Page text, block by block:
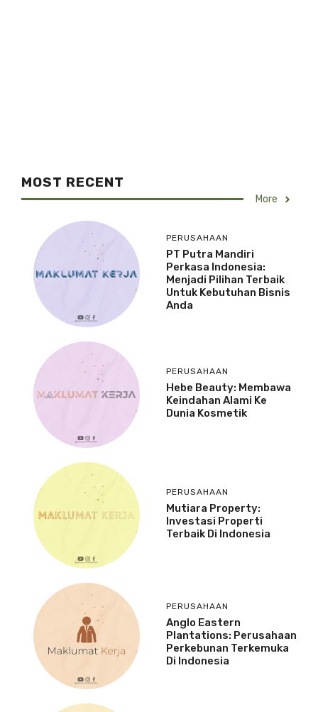
MOST RECENT
More
PERUSAHAAN
PT Putra Mandiri
Perkasa Indonesia:
Menjadi Pilihan Terbaik
Untuk Kebutuhan Bisnis
Anda
PERUSAHAAN
Hebe Beauty: Membawa
Keindahan Alami Ke
Dunia Kosmetik
PERUSAHAAN
Mutiara Property:
Investasi Properti
Terbaik Di Indonesia
PERUSAHAAN
Anglo Eastern
Plantations: Perusahaan
Perkebunan Terkemuka
Di Indonesia